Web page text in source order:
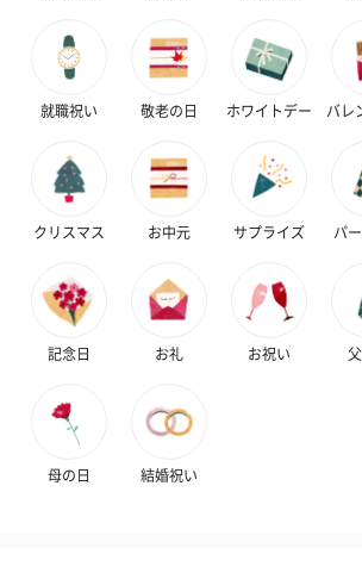
就職祝い 敬老の日 ホワイトデー バレ
クリスマス お中元 サプライズ パ
記念日 お礼 お祝い
母の日 結婚祝い